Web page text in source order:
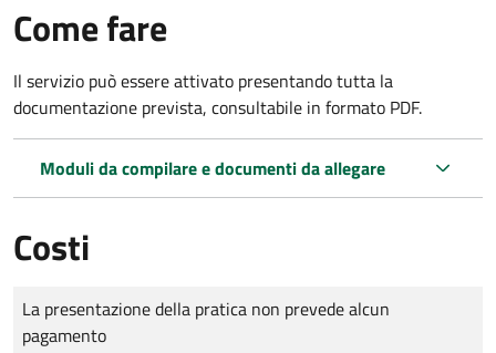
Come fare
Il servizio può essere attivato presentando tutta la
documentazione prevista, consultabile in formato PDF.
Moduli da compilare e documenti da allegare
Costi
Tipo di pagamento
Importo
La presentazione della pratica non prevede alcun
pagamento